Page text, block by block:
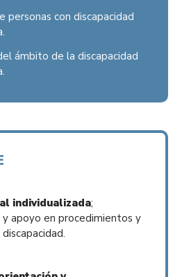
personas con discapacidad
ámbito de la discapacidad
individualizada;
apoyo en procedimientos y